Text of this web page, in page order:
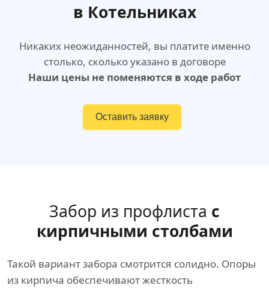
в Котельниках
Никаких неожиданностей, вы платите именно
столько, сколько указано в договоре
Наши цены не поменяются в ходе работ
Оставить заявку
Забор из профлиста с
кирпичными столбами
Такой вариант забора смотрится солидно. Опоры
из кирпича обеспечивают жесткость